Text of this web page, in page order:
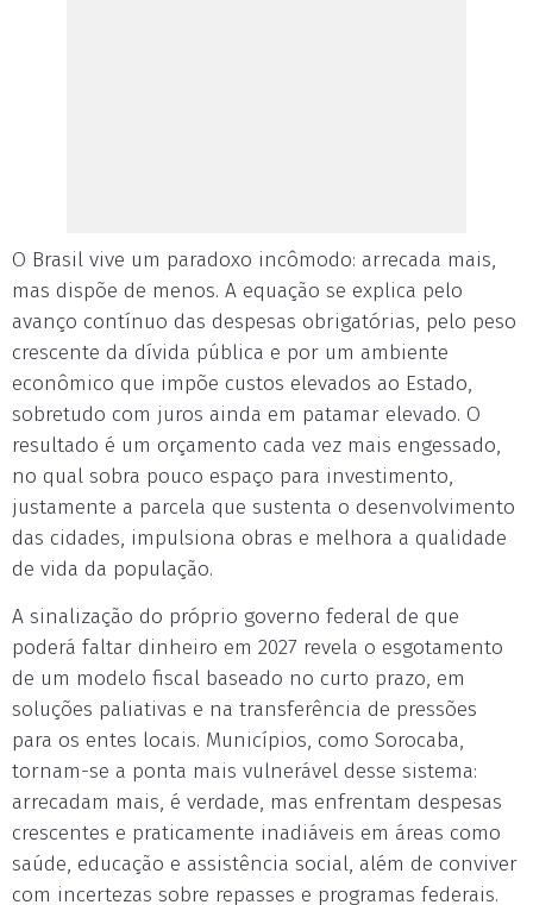
O Brasil vive um paradoxo incômodo: arrecada mais,
mas dispõe de menos. A equação se explica pelo
avanço contínuo das despesas obrigatórias, pelo peso
crescente da dívida pública e por um ambiente
econômico que impõe custos elevados ao Estado,
sobretudo com juros ainda em patamar elevado. O
resultado é um orçamento cada vez mais engessado,
no qual sobra pouco espaço para investimento,
justamente a parcela que sustenta o desenvolvimento
das cidades, impulsiona obras e melhora a qualidade
de vida da população.
A sinalização do próprio governo federal de que
poderá faltar dinheiro em 2027 revela o esgotamento
de um modelo fiscal baseado no curto prazo, em
soluções paliativas e na transferência de pressões
para os entes locais. Municípios, como Sorocaba,
tornam-se a ponta mais vulnerável desse sistema:
arrecadam mais, é verdade, mas enfrentam despesas
crescentes e praticamente inadiáveis em áreas como
saúde, educação e assistência social, além de conviver
com incertezas sobre repasses e programas federais.